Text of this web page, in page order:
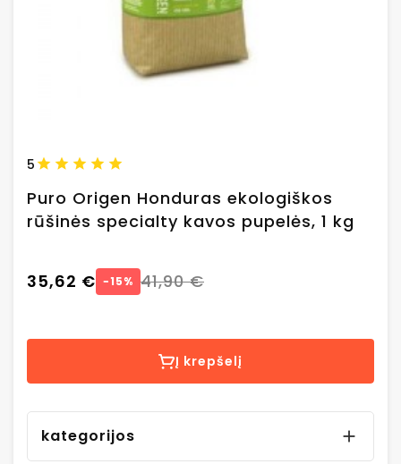
5
Puro Origen Honduras ekologiškos
rūšinės specialty kavos pupelės, 1 kg
35,62 € −15% 41,90 €
Į krepšelį
kategorijos 